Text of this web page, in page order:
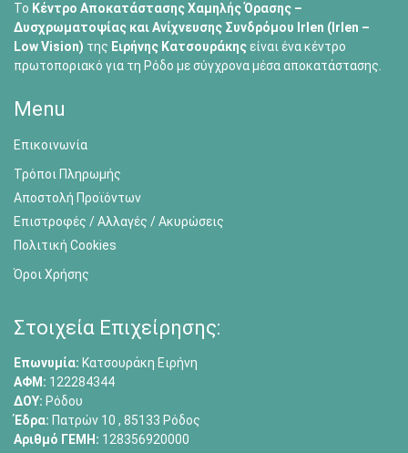
Το Κέντρο Αποκατάστασης Χαμηλής Όρασης –
Δυσχρωματοψίας και Ανίχνευσης Συνδρόμου Irlen (Irlen –
Low Vision) της Ειρήνης Κατσουράκηςείναι ένα κέντρο
πρωτοποριακό για τη Ρόδο με σύγχρονα μέσα αποκατάστασης.
Menu
Επικοινωνία
Τρόποι Πληρωμής
Αποστολή Προϊόντων
Επιστροφές / Αλλαγές / Ακυρώσεις
Πολιτική Cookies
Όροι Χρήσης
Στοιχεία Επιχείρησης:
Επωνυμία: Κατσουράκη Ειρήνη
ΑΦΜ: 122284344
ΔΟΥ: Ρόδου
Έδρα: Πατρών 10 , 85133 Ρόδος
Αριθμό ΓΕΜΗ: 128356920000